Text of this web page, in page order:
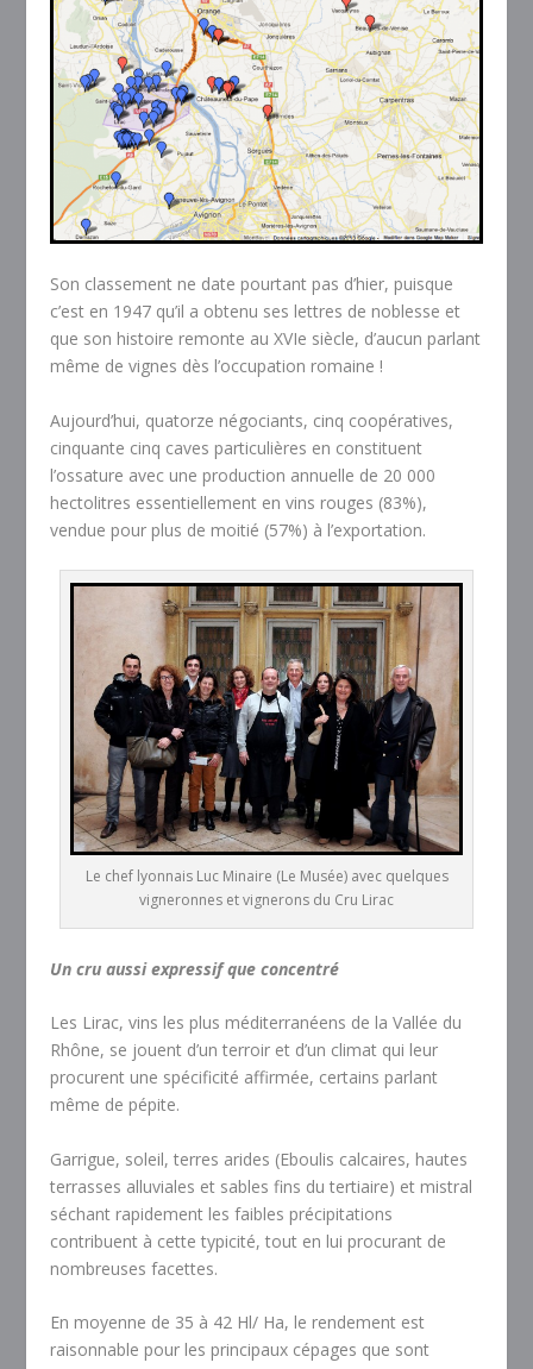
Son classement ne date pourtant pas d’hier, puisque
c’est en 1947 qu’il a obtenu ses lettres de noblesse et
que son histoire remonte au XVIe siècle, d’aucun parlant
même de vignes dès l’occupation romaine !
Aujourd’hui, quatorze négociants, cinq coopératives,
cinquante cinq caves particulières en constituent
l’ossature avec une production annuelle de 20 000
hectolitres essentiellement en vins rouges (83%),
vendue pour plus de moitié (57%) à l’exportation.
Le chef lyonnais Luc Minaire (Le Musée) avec quelques
vigneronnes et vignerons du Cru Lirac
Un cru aussi expressif que concentré
Les Lirac, vins les plus méditerranéens de la Vallée du
Rhône, se jouent d’un terroir et d’un climat qui leur
procurent une spécificité affirmée, certains parlant
même de pépite.
Garrigue, soleil, terres arides (Eboulis calcaires, hautes
terrasses alluviales et sables fins du tertiaire) et mistral
séchant rapidement les faibles précipitations
contribuent à cette typicité, tout en lui procurant de
nombreuses facettes.
En moyenne de 35 à 42 Hl/ Ha, le rendement est
raisonnable pour les principaux cépages que sont